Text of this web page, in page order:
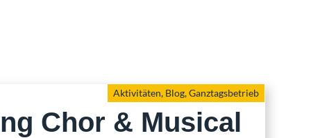
Aktivitäten, Blog,Ganztagsbetrieb
Chor & Musical